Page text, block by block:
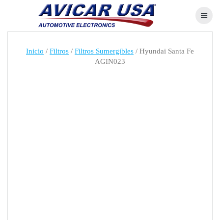
Skip
to
content
Inicio / Filtros / Filtros Sumergibles / Hyundai Santa Fe
AGIN023